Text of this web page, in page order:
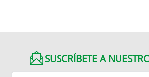
SUSCRÍBETE A